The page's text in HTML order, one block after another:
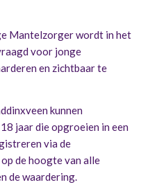
Mantelzorger wordt in het
voor jonge
en zichtbaar te
kunnen
jaar die opgroeien in een
via de
de hoogte van alle
de waardering.